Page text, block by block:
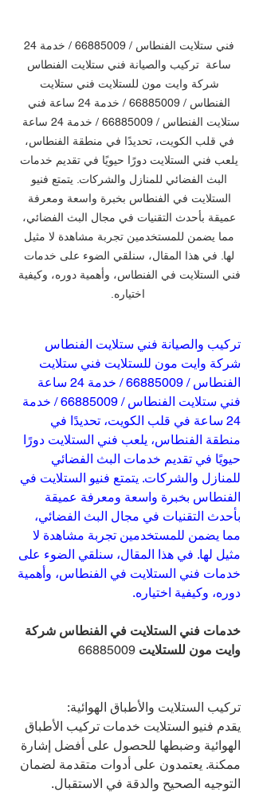
ساعة  تركيب والصيانة فني ستلايت الفنطاس
شركة وايت مون للستلايت فني ستلايت
الفنطاس / 66885009 / خدمة 24 ساعة فني
ستلايت الفنطاس / 66885009 / خدمة 24 ساعة
في قلب الكويت، تحديدًا في منطقة الفنطاس،
يلعب فني الستلايت دورًا حيويًا في تقديم خدمات
البث الفضائي للمنازل والشركات. يتمتع فنيو
الستلايت في الفنطاس بخبرة واسعة ومعرفة
عميقة بأحدث التقنيات في مجال البث الفضائي،
مما يضمن للمستخدمين تجربة مشاهدة لا مثيل
لها. في هذا المقال، سنلقي الضوء على خدمات
فني الستلايت في الفنطاس، وأهمية دوره، وكيفية
اختياره.
تركيب والصيانة فني ستلايت الفنطاس
شركة وايت مون للستلايت فني ستلايت
الفنطاس / 66885009 / خدمة 24 ساعة
فني ستلايت الفنطاس / 66885009 / خدمة
24 ساعة في قلب الكويت، تحديدًا في
منطقة الفنطاس، يلعب فني الستلايت دورًا
حيويًا في تقديم خدمات البث الفضائي
للمنازل والشركات. يتمتع فنيو الستلايت في
الفنطاس بخبرة واسعة ومعرفة عميقة
بأحدث التقنيات في مجال البث الفضائي،
مما يضمن للمستخدمين تجربة مشاهدة لا
مثيل لها. في هذا المقال، سنلقي الضوء على
خدمات فني الستلايت في الفنطاس، وأهمية
دوره، وكيفية اختياره.
خدمات فني الستلايت في الفنطاس شركة
وايت مون للستلايت 66885009
تركيب الستلايت والأطباق الهوائية:
يقدم فنيو الستلايت خدمات تركيب الأطباق
الهوائية وضبطها للحصول على أفضل إشارة
ممكنة. يعتمدون على أدوات متقدمة لضمان
التوجيه الصحيح والدقة في الاستقبال.